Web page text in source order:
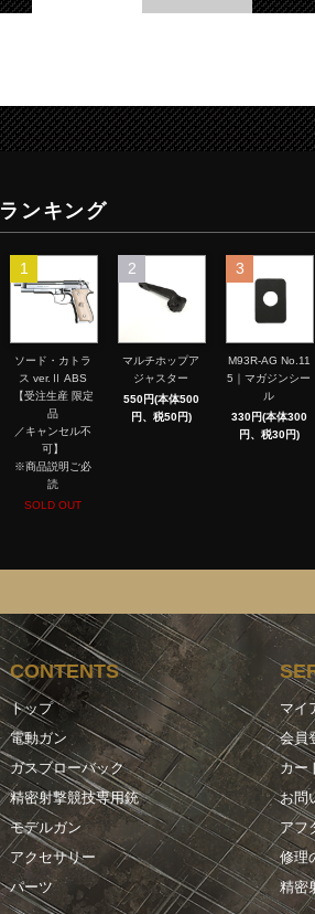
ランキング
1
ソード・カトラ
ス ver.Ⅱ ABS
【受注生産 限定
品
／キャンセル不
可】
※商品説明ご必
読
SOLD OUT
2
マルチホップア
ジャスター
550円(本体500
円、税50円)
3
M93R-AG No.11
5｜マガジンシー
ル
330円(本体300
円、税30円)
CONTENTS
トップ
電動ガン
ガスブローバック
精密射撃競技専用銃
モデルガン
アクセサリー
パーツ
マイ
会員
カー
お問
アフ
修理
精密